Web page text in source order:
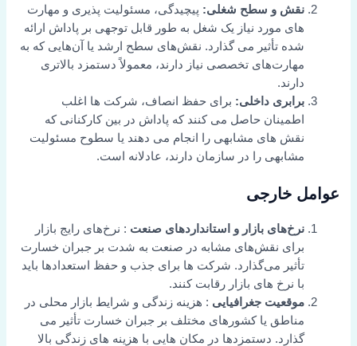
نقش و سطح شغلی: پیچیدگی، مسئولیت پذیری و مهارت
های مورد نیاز یک شغل به طور قابل توجهی بر پاداش ارائه
شده تأثیر می گذارد. نقش‌های سطح ارشد یا آن‌هایی که به
مهارت‌های تخصصی نیاز دارند، معمولاً دستمزد بالاتری
دارند.
برابری داخلی: برای حفظ انصاف، شرکت ها اغلب
اطمینان حاصل می کنند که پاداش در بین کارکنانی که
نقش های مشابهی را انجام می دهند یا سطوح مسئولیت
مشابهی را در سازمان دارند، عادلانه است.
عوامل خارجی
نرخ‌های بازار و استانداردهای صنعت : نرخ‌های رایج بازار
برای نقش‌های مشابه در صنعت به شدت بر جبران خسارت
تأثیر می‌گذارد. شرکت ها برای جذب و حفظ استعدادها باید
با نرخ های بازار رقابت کنند.
موقعیت جغرافیایی : هزینه زندگی و شرایط بازار محلی در
مناطق یا کشورهای مختلف بر جبران خسارت تأثیر می
گذارد. دستمزدها در مکان هایی با هزینه های زندگی بالا